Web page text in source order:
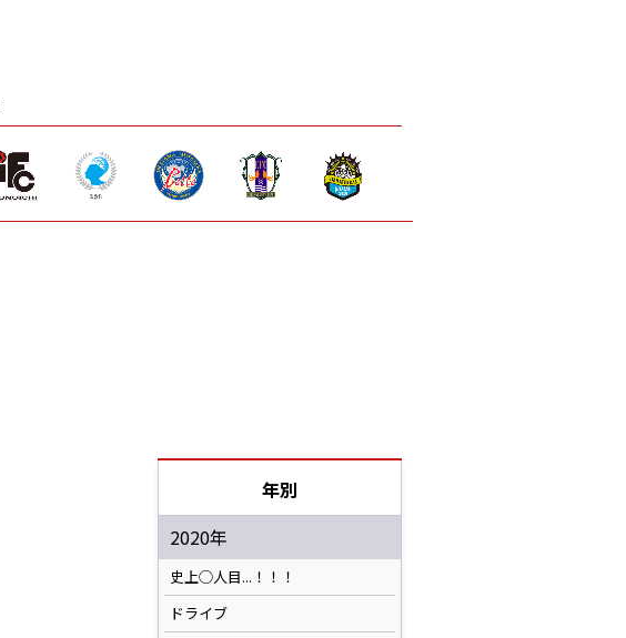
年別
2020年
史上◯人目...！！！
ドライブ